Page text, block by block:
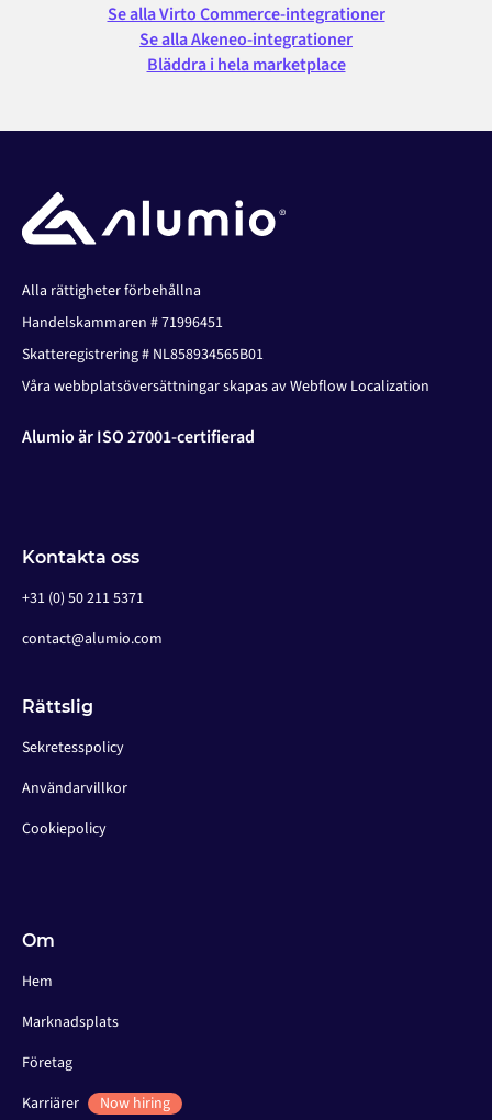
Se alla Virto Commerce-integrationer
Se alla Akeneo-integrationer
Bläddra i hela marketplace
Alla rättigheter förbehållna
Handelskammaren # 71996451
Skatteregistrering # NL858934565B01
Våra webbplatsöversättningar skapas av Webflow Localization
Alumio är ISO 27001-certifierad
Kontakta oss
+31 (0) 50 211 5371
contact@alumio.com
Rättslig
Sekretesspolicy
Användarvillkor
Cookiepolicy
Om
Hem
Marknadsplats
Företag
Karriärer
Now hiring